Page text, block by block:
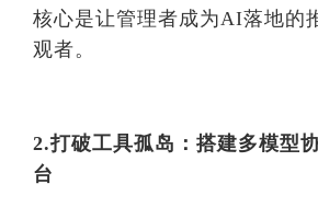
核心是让管理者成为AI落地的
观者。
2.打破工具孤岛：搭建多模型
台